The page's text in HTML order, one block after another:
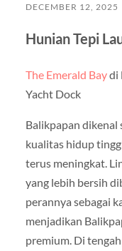
DECEMBER 12, 2025
Hunian Tepi
The Emerald Baydi
Yacht Dock
Balikpapan dikenal
kualitas hidup
terus meningkat.
yang lebih bersih
perannya sebagai
menjadikan
premium. Di